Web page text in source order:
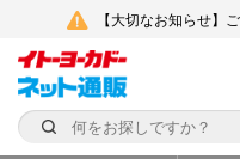
【大切なお知らせ】